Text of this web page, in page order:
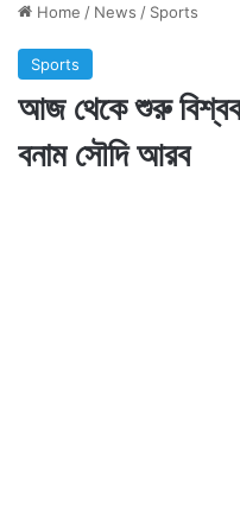
Home / News / Sports
Sports
আজ থেকে শুরু
বনাম সৌদি আরব